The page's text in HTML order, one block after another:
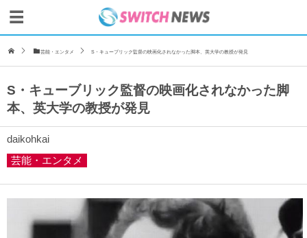
芸能・エンタメ S・キューブリック監督の映画化されなかった脚本、英大学の教授が発見
S・キューブリック監督の映画化されなかった脚
本、英大学の教授が発見
daikohkai
芸能・エンタメ